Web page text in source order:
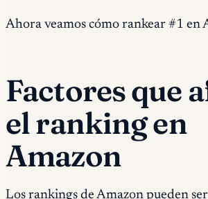
Ahora veamos cómo rankear #1 en
Factores que
el ranking en
Amazon
Los rankings de Amazon pueden